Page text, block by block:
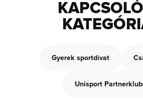
Gyerek sportdivat
Unisport